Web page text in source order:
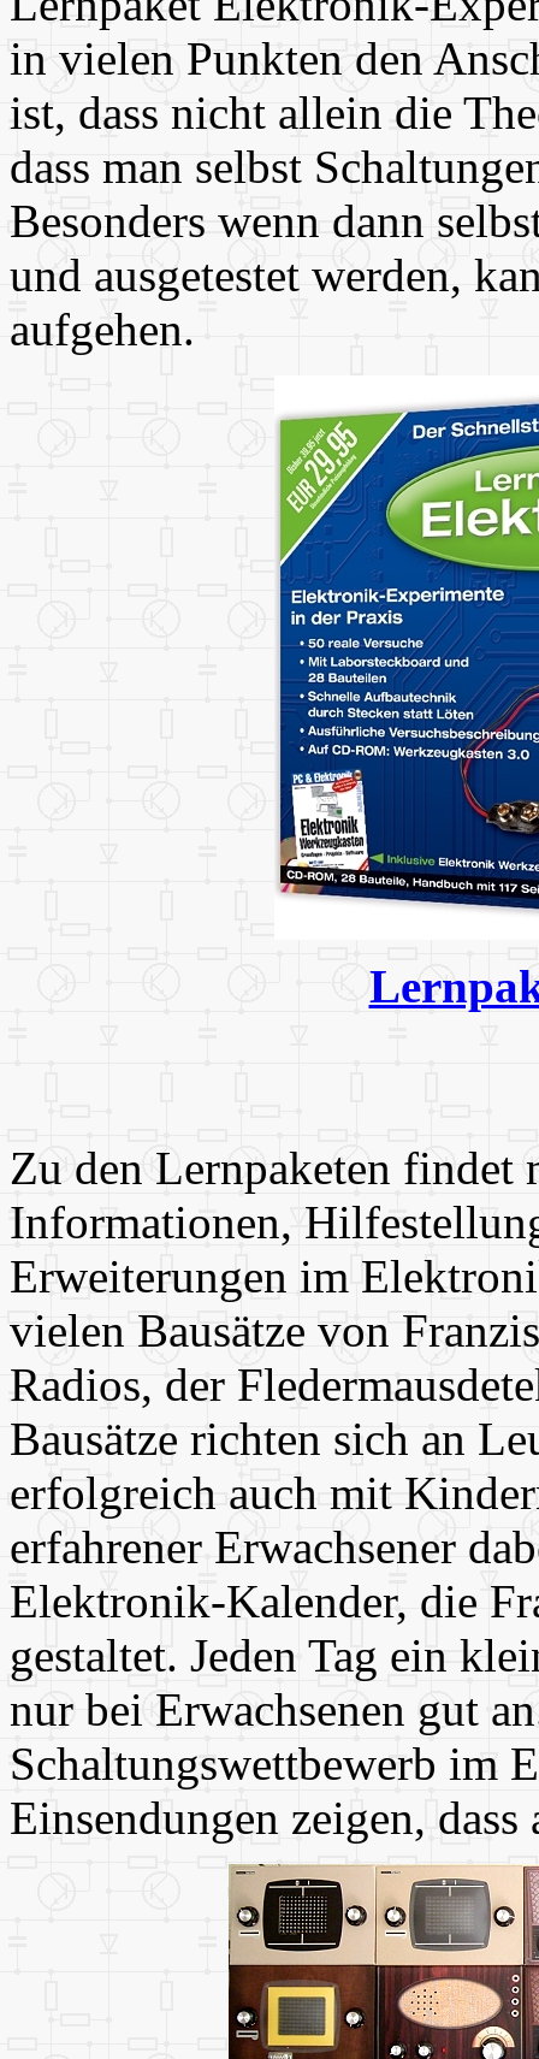
in vielen Punkten den
ist, dass nicht allein die
dass man selbst
Besonders wenn dann
und ausgetestet werden,
aufgehen.
Zu den Lernpaketen findet
Informationen,
Erweiterungen im
vielen Bausätze von
Radios, der
Bausätze richten sich an
erfolgreich auch mit
erfahrener Erwachsener
Elektronik-Kalender, die
gestaltet. Jeden Tag ein
nur bei Erwachsenen gut
Schaltungswettbewerb im
Einsendungen zeigen,